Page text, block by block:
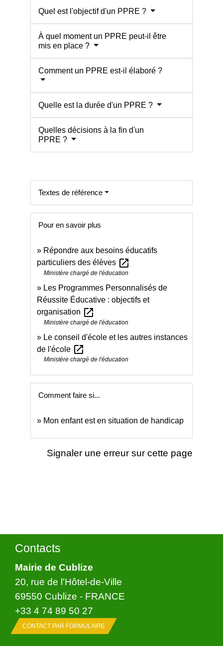
Quel est l'objectif d'un PPRE ?
À quel moment un PPRE peut-il être
mis en place ?
Comment un PPRE est-il élaboré ?
Quelle est la durée d'un PPRE ?
Quelles décisions à la fin d'un
PPRE ?
Textes de référence
Pour en savoir plus
Répondre aux besoins éducatifs
particuliers des élèves open_in_new
Ministère chargé de l'éducation
Les Programmes Personnalisés de
Réussite Éducative : objectifs et
organisation open_in_new
Ministère chargé de l'éducation
Le conseil d'école et les autres instances
de l'école open_in_new
Ministère chargé de l'éducation
Comment faire si...
Mon enfant est en situation de handicap
Signaler une erreur sur cette page
Contacts
Mairie de Cublize
20, rue de l'Hôtel-de-Ville
69550 Cublize - FRANCE
+33 4 74 89 50 27
CONTACT PAR FORMULAIRE